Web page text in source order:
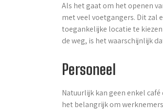
Als het gaat om het openen
met veel voetgangers. Dit zal
toegankelijke locatie te
de weg, is het waarschijnlijk
Personeel
Natuurlijk kan geen enkel
het belangrijk om